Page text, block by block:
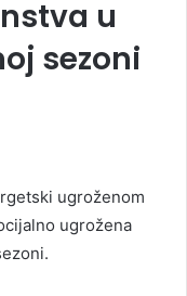
u
sezoni
ugroženom
ugrožena